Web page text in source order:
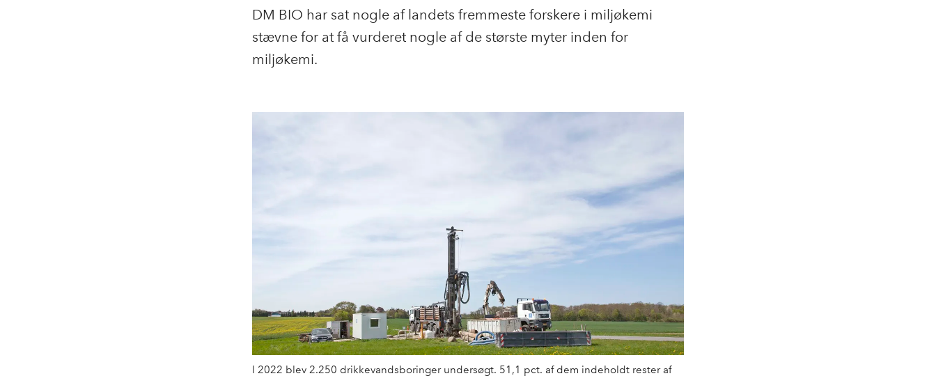
DM BIO har sat nogle af landets fremmeste forskere i miljøkemi
stævne for at få vurderet nogle af de største myter inden for
miljøkemi.
I 2022 blev 2.250 drikkevandsboringer undersøgt. 51,1 pct. af dem indeholdt rester af